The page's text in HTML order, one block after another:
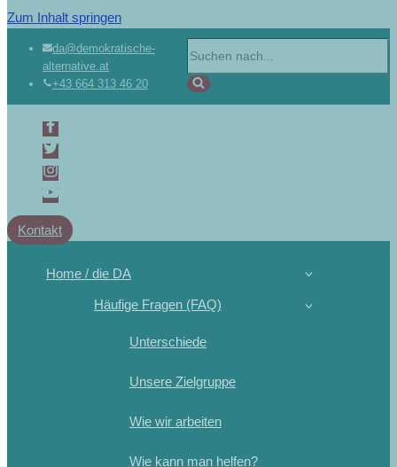
Zum Inhalt springen
da@demokratische-
alternative.at
+43 664 313 46 20
Kontakt
Home / die DA
Häufige Fragen (FAQ)
Unterschiede
Unsere Zielgruppe
Wie wir arbeiten
Wie kann man helfen?